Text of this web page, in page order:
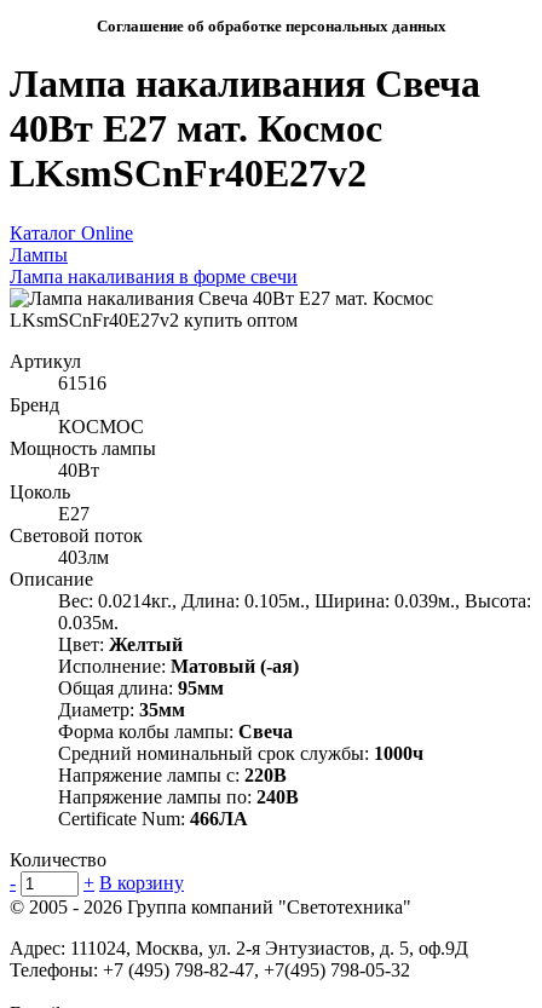
Соглашение об обработке персональных данных
Лампа накаливания Свеча
40Вт E27 мат. Космос
LKsmSCnFr40E27v2
Каталог Online
Лампы
Лампа накаливания в форме свечи
Артикул
61516
Бренд
КОСМОС
Мощность лампы
40Вт
Цоколь
E27
Световой поток
403лм
Описание
Вес: 0.0214кг., Длина: 0.105м., Ширина: 0.039м., Высота:
0.035м.
Цвет: Желтый
Исполнение: Матовый (-ая)
Общая длина: 95мм
Диаметр: 35мм
Форма колбы лампы: Свеча
Средний номинальный срок службы: 1000ч
Напряжение лампы с: 220В
Напряжение лампы по: 240В
Certificate Num: 466ЛА
Количество
-
+ В корзину
© 2005 - 2026 Группа компаний "Светотехника"
Адрес: 111024, Москва, ул. 2-я Энтузиастов, д. 5, оф.9Д
Телефоны: +7 (495) 798-82-47, +7(495) 798-05-32